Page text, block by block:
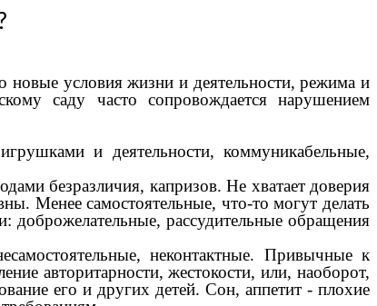
новые условия жизни и деятельности, режима и
саду часто сопровождается нарушением
и деятельности, коммуникабельные,
безразличия, капризов. Не хватает доверия
Менее самостоятельные, что-то могут делать
доброжелательные, рассудительные обращения
неконтактные. Привычные к
авторитарности, жестокости, или, наоборот,
его и других детей. Сон, аппетит - плохие